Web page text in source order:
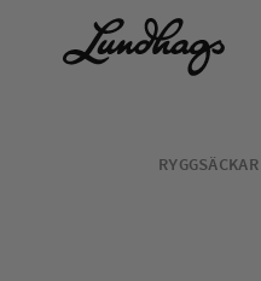
RYGGSÄCKAR